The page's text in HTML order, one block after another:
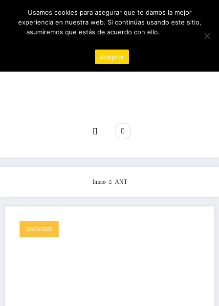
contenido
10/08/2026 7:46:24 PM
Inicio ANT
10/03/2025
Usamos cookies para asegurar que te damos la mejor
experiencia en nuestra web. Si continúas usando este sitio,
asumiremos que estás de acuerdo con ello.
Aceptar